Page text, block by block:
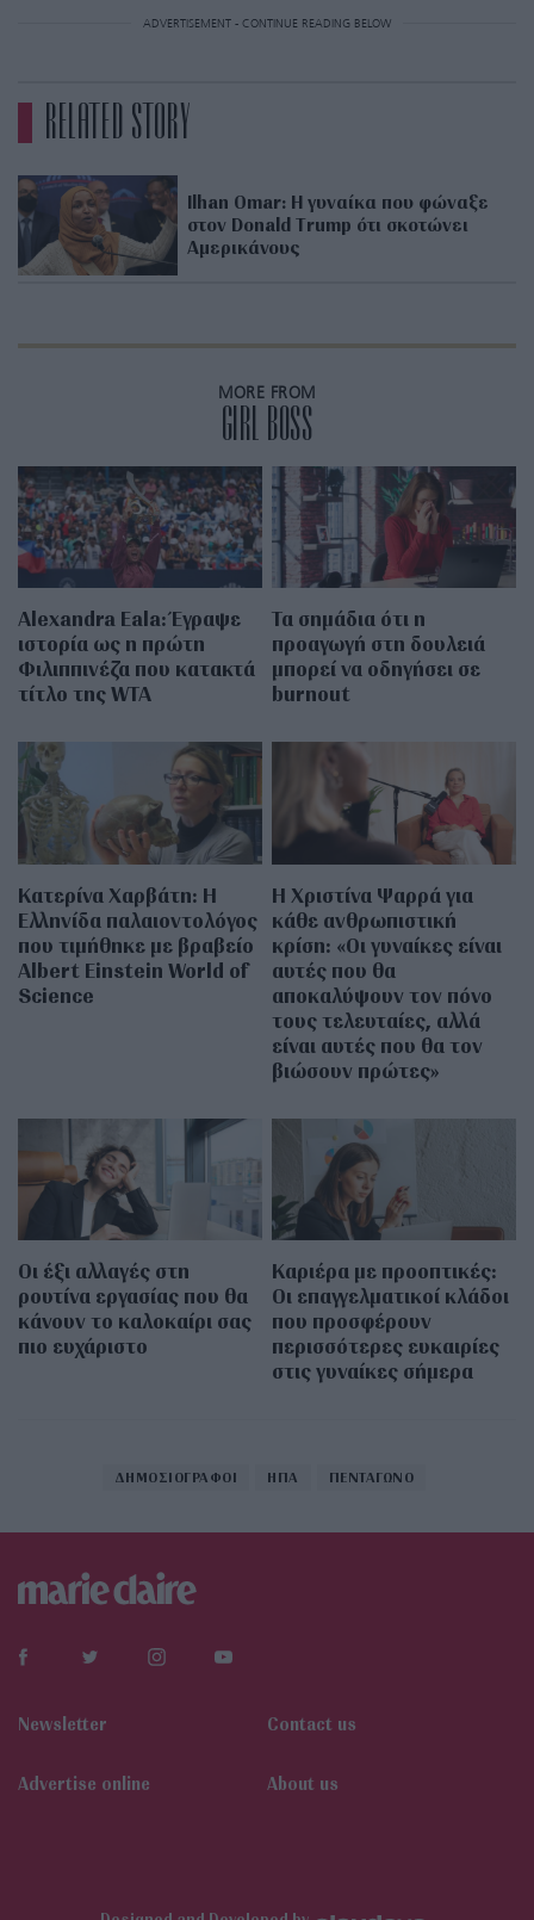
ADVERTISEMENT - CONTINUE READING BELOW
RELATED STORY
Ilhan Omar: Η γυναίκα που φώναξε
στον Donald Trump ότι σκοτώνει
Αμερικάνους
MORE FROM
GIRL BOSS
Alexandra Eala: Έγραψε
ιστορία ως η πρώτη
Φιλιππινέζα που κατακτά
τίτλο της WTA
Τα σημάδια ότι η
προαγωγή στη δουλειά
μπορεί να οδηγήσει σε
burnout
Κατερίνα Χαρβάτη: H
Ελληνίδα παλαιοντολόγος
που τιμήθηκε με βραβείο
Albert Einstein World of
Science
H Χριστίνα Ψαρρά για
κάθε ανθρωπιστική
κρίση: «Οι γυναίκες είναι
αυτές που θα
αποκαλύψουν τον πόνο
τους τελευταίες, αλλά
είναι αυτές που θα τον
βιώσουν πρώτες»
Οι έξι αλλαγές στη
ρουτίνα εργασίας που θα
κάνουν το καλοκαίρι σας
πιο ευχάριστο
Καριέρα με προοπτικές:
Οι επαγγελματικοί κλάδοι
που προσφέρουν
περισσότερες ευκαιρίες
στις γυναίκες σήμερα
ΔΗΜΟΣΙΟΓΡΑΦΟΙ ΗΠΑ ΠΕΝΤΑΓΩΝΟ
Newsletter Contact us
Αdvertise online About us